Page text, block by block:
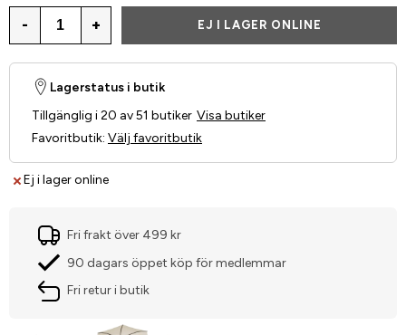
- + EJ I LAGER ONLINE
Ej i lager online
Lagerstatus i butik
Tillgänglig i 20 av 51 butiker Visa butiker
Favoritbutik: Välj favoritbutik
Fri frakt över 499 kr
90 dagars öppet köp för medlemmar
Fri retur i butik